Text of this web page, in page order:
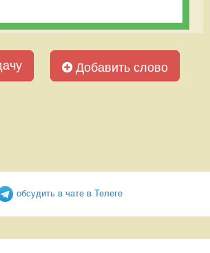
Добавить слово
обсудить в чате в Телеге